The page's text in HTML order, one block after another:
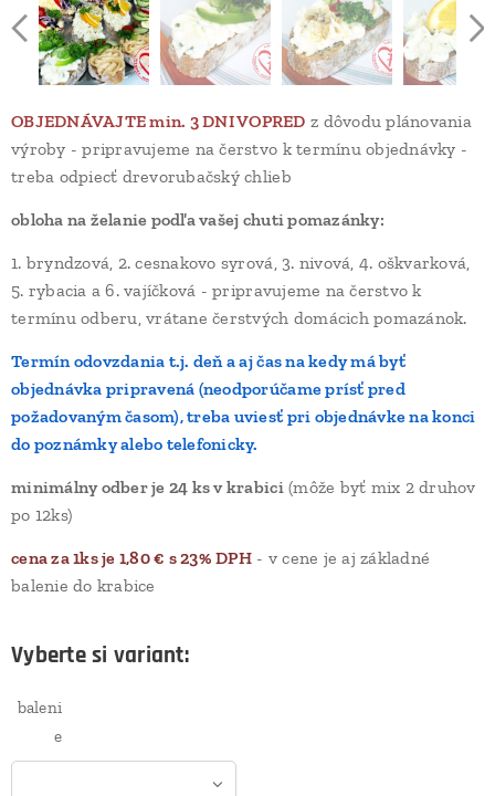
OBJEDNÁVAJTE min. 3 DNI VOPRED z dôvodu plánovania
výroby - pripravujeme na čerstvo k termínu objednávky -
treba odpiecť drevorubačský chlieb
obloha na želanie podľa vašej chuti pomazánky:
1. bryndzová, 2. cesnakovo syrová, 3. nivová, 4. oškvarková,
5. rybacia a 6. vajíčková - pripravujeme na čerstvo k
termínu odberu, vrátane čerstvých domácich pomazánok.
Termín odovzdania t.j. deň a aj čas na kedy má byť
objednávka pripravená (neodporúčame prísť pred
požadovaným časom), treba uviesť pri objednávke na konci
do poznámky alebo telefonicky.
minimálny odber je 24 ks v krabici(môže byť mix 2 druhov
po 12ks)
cena za 1ks je 1,80 € s 23% DPH - v cene je aj základné
balenie do krabice
Vyberte si variant:
baleni
e